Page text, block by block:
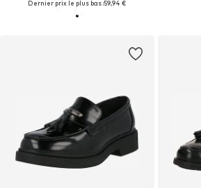
Dernier prix le plus bas :59,94 €